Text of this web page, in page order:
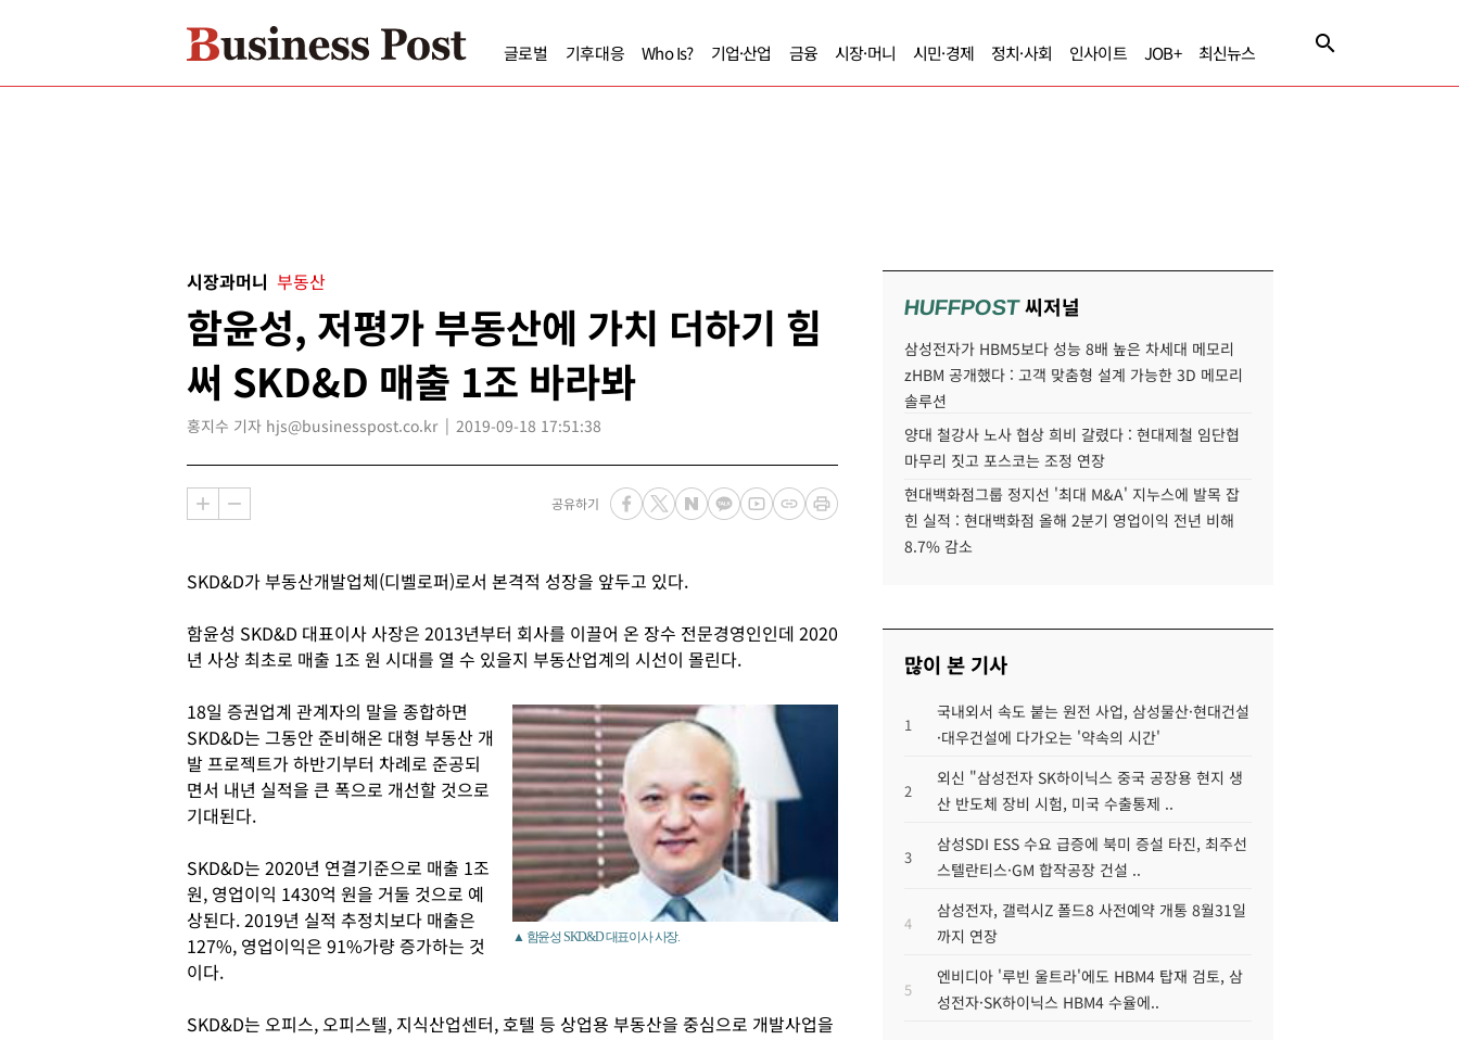
글로벌 기후대응 Who Is? 기업·산업 금융 시장·머니 시민·경제 정치·사회 인사이트 JOB+ 최신뉴스
시장과머니 부동산
함윤성, 저평가 부동산에 가치 더하기 힘
써 SKD&D 매출 1조 바라봐
홍지수 기자 hjs@businesspost.co.kr 2019-09-18 17:51:38
공유하기
SKD&D가 부동산개발업체(디벨로퍼)로서 본격적 성장을 앞두고 있다.
함윤성 SKD&D 대표이사 사장은 2013년부터 회사를 이끌어 온 장수 전문경영인인데 2020
년 사상 최초로 매출 1조 원 시대를 열 수 있을지 부동산업계의 시선이 몰린다.
▲ 함윤성 SKD&D 대표이사 사장.
18일 증권업계 관계자의 말을 종합하면
SKD&D는 그동안 준비해온 대형 부동산 개
발 프로젝트가 하반기부터 차례로 준공되
면서 내년 실적을 큰 폭으로 개선할 것으로
기대된다.
SKD&D는 2020년 연결기준으로 매출 1조
원, 영업이익 1430억 원을 거둘 것으로 예
상된다. 2019년 실적 추정치보다 매출은
127%, 영업이익은 91%가량 증가하는 것
이다.
SKD&D는 오피스, 오피스텔, 지식산업센터, 호텔 등 상업용 부동산을 중심으로 개발사업을
HUFFPOST씨저널
삼성전자가 HBM5보다 성능 8배 높은 차세대 메모리
zHBM 공개했다 : 고객 맞춤형 설계 가능한 3D 메모리
솔루션
양대 철강사 노사 협상 희비 갈렸다 : 현대제철 임단협
마무리 짓고 포스코는 조정 연장
현대백화점그룹 정지선 '최대 M&A' 지누스에 발목 잡
힌 실적 : 현대백화점 올해 2분기 영업이익 전년 비해
8.7% 감소
많이 본 기사
1
국내외서 속도 붙는 원전 사업, 삼성물산·현대건설
·대우건설에 다가오는 '약속의 시간'
2
외신 "삼성전자 SK하이닉스 중국 공장용 현지 생
산 반도체 장비 시험, 미국 수출통제 ..
3
삼성SDI ESS 수요 급증에 북미 증설 타진, 최주선
스텔란티스·GM 합작공장 건설 ..
4
삼성전자, 갤럭시Z 폴드8 사전예약 개통 8월31일
까지 연장
5
엔비디아 '루빈 울트라'에도 HBM4 탑재 검토, 삼
성전자·SK하이닉스 HBM4 수율에..